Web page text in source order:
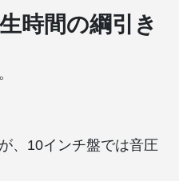
時間の綱引き
、10インチ盤では音圧